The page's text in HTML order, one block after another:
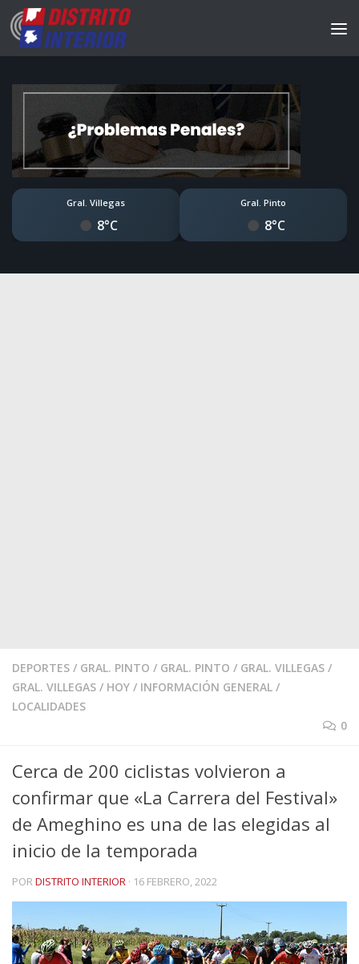
Gral. Villegas
8°C
Gral. Pinto
8°C
DEPORTES / GRAL. PINTO / GRAL. PINTO / GRAL. VILLEGAS /
GRAL. VILLEGAS / HOY / INFORMACIÓN GENERAL /
LOCALIDADES
0
Cerca de 200 ciclistas volvieron a
confirmar que «La Carrera del Festival»
de Ameghino es una de las elegidas al
inicio de la temporada
PORDISTRITO INTERIOR · 16 FEBRERO, 2022